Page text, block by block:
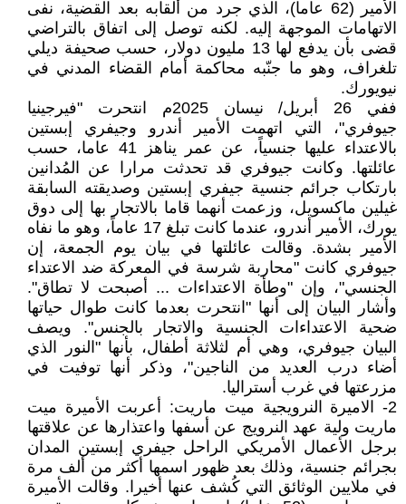
الأمير (62 عاما)، الذي جرد من ألقابه بعد القضية، نفى
الاتهامات الموجهة إليه. لكنه توصل إلى اتفاق بالتراضي
قضى بأن يدفع لها 13 مليون دولار، حسب صحيفة ديلي
تلغراف، وهو ما جنّبه محاكمة أمام القضاء المدني في
نيويورك.
ففي 26 أبريل/ نيسان 2025م انتحرت "فيرجينيا
جيوفري"، التي اتهمت الأمير أندرو وجيفري إبستين
بالاعتداء عليها جنسياً، عن عمر يناهز 41 عاما، حسب
عائلتها. وكانت جيوفري قد تحدثت مرارا عن المُدانين
بارتكاب جرائم جنسية جيفري إبستين وصديقته السابقة
غيلين ماكسويل، وزعمت أنهما قاما بالاتجار بها إلى دوق
يورك، الأمير أندرو، عندما كانت تبلغ 17 عاماً، وهو ما نفاه
الأمير بشدة. وقالت عائلتها في بيان يوم الجمعة، إن
جيوفري كانت "محاربة شرسة في المعركة ضد الاعتداء
الجنسي"، وإن "وطأة الاعتداءات ... أصبحت لا تطاق".
وأشار البيان إلى أنها "انتحرت بعدما كانت طوال حياتها
ضحية الاعتداءات الجنسية والاتجار بالجنس". ويصف
البيان جيوفري، وهي أم لثلاثة أطفال، بأنها "النور الذي
أضاء درب العديد من الناجين"، وذكر أنها توفيت في
مزرعتها في غرب أستراليا.
2- الاميرة النرويجية ميت ماريت: أعربت الأميرة ميت
ماريت ولية عهد النرويج عن أسفها واعتذارها عن علاقتها
برجل الأعمال الأمريكي الراحل جيفري إبستين المدان
بجرائم جنسية، وذلك بعد ظهور اسمها أكثر من ألف مرة
في ملايين الوثائق التي كُشف عنها أخيرا. وقالت الأميرة